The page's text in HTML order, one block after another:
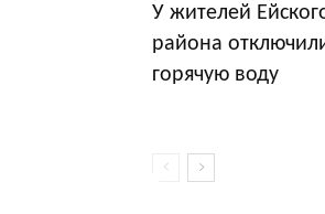
У жителей
района
горячую воду